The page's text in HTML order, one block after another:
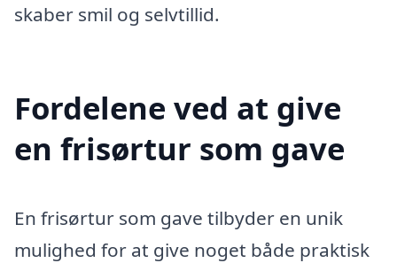
skaber smil og selvtillid.
Fordelene ved at give
en frisørtur som gave
En frisørtur som gave tilbyder en unik
mulighed for at give noget både praktisk